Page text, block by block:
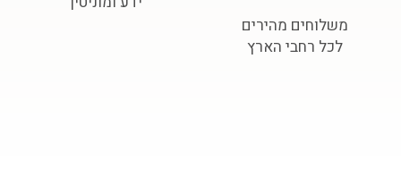
משלוחים מהירים
לכל רחבי הארץ